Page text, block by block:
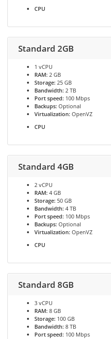
CPU
Standard 2GB
1 vCPU
RAM: 2 GB
Storage: 25 GB
Bandwidth: 2 TB
Port speed: 100 Mbps
Backups: Optional
Virtualization: OpenVZ
CPU
Standard 4GB
2 vCPU
RAM: 4 GB
Storage: 50 GB
Bandwidth: 4 TB
Port speed: 100 Mbps
Backups: Optional
Virtualization: OpenVZ
CPU
Standard 8GB
3 vCPU
RAM: 8 GB
Storage: 100 GB
Bandwidth: 8 TB
Port speed: 100 Mbps